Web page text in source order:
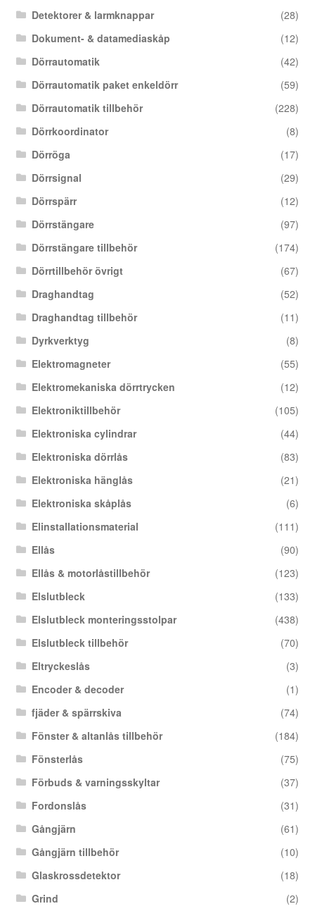
Detektorer & larmknappar
(28)
Dokument- & datamediaskåp
(12)
Dörrautomatik
(42)
Dörrautomatik paket enkeldörr
(59)
Dörrautomatik tillbehör
(228)
Dörrkoordinator
(8)
Dörröga
(17)
Dörrsignal
(29)
Dörrspärr
(12)
Dörrstängare
(97)
Dörrstängare tillbehör
(174)
Dörrtillbehör övrigt
(67)
Draghandtag
(52)
Draghandtag tillbehör
(11)
Dyrkverktyg
(8)
Elektromagneter
(55)
Elektromekaniska dörrtrycken
(12)
Elektroniktillbehör
(105)
Elektroniska cylindrar
(44)
Elektroniska dörrlås
(83)
Elektroniska hänglås
(21)
Elektroniska skåplås
(6)
Elinstallationsmaterial
(111)
Ellås
(90)
Ellås & motorlåstillbehör
(123)
Elslutbleck
(133)
Elslutbleck monteringsstolpar
(438)
Elslutbleck tillbehör
(70)
Eltryckeslås
(3)
Encoder & decoder
(1)
fjäder & spärrskiva
(74)
Fönster & altanlås tillbehör
(184)
Fönsterlås
(75)
Förbuds & varningsskyltar
(37)
Fordonslås
(31)
Gångjärn
(61)
Gångjärn tillbehör
(10)
Glaskrossdetektor
(18)
Grind
(2)